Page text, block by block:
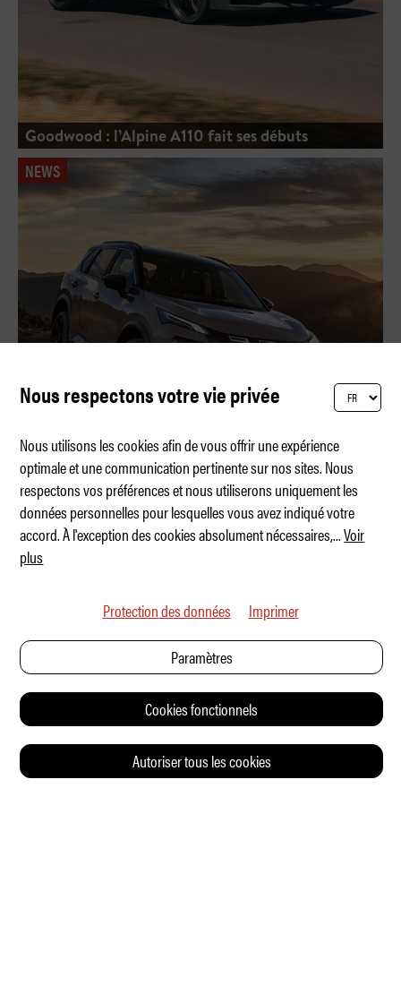
Goodwood : l’Alpine A110 fait ses débuts
NEWS
Nissan X-Trail avec Google
Nous respectons votre vie privée
Nous utilisons les cookies afin de vous offrir une expérience
optimale et une communication pertinente sur nos sites. Nous
respectons vos préférences et nous utiliserons uniquement les
données personnelles pour lesquelles vous avez indiqué votre
accord. À l'exception des cookies absolument nécessaires,...Voir
plus
Protection des données Imprimer
Paramètres
Cookies fonctionnels
Autoriser tous les cookies